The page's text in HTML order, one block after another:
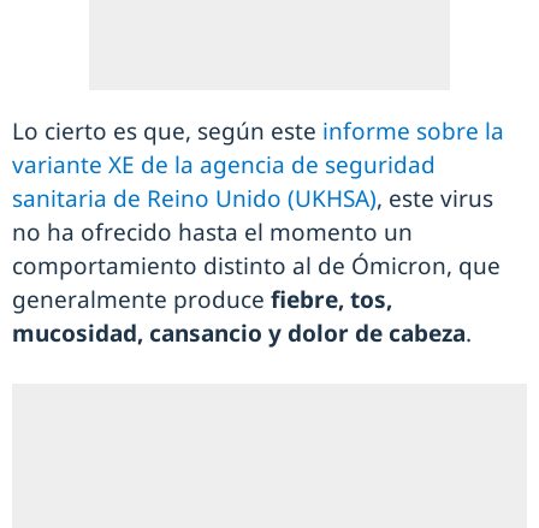
Lo cierto es que, según este informe sobre la
variante XE de la agencia de seguridad
sanitaria de Reino Unido (UKHSA), este virus
no ha ofrecido hasta el momento un
comportamiento distinto al de Ómicron, que
generalmente produce fiebre, tos,
mucosidad, cansancio y dolor de cabeza.